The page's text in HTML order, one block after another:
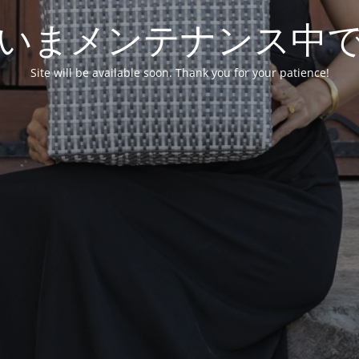
まメンテナンス中
Site will be available soon. Thank you for your patience!